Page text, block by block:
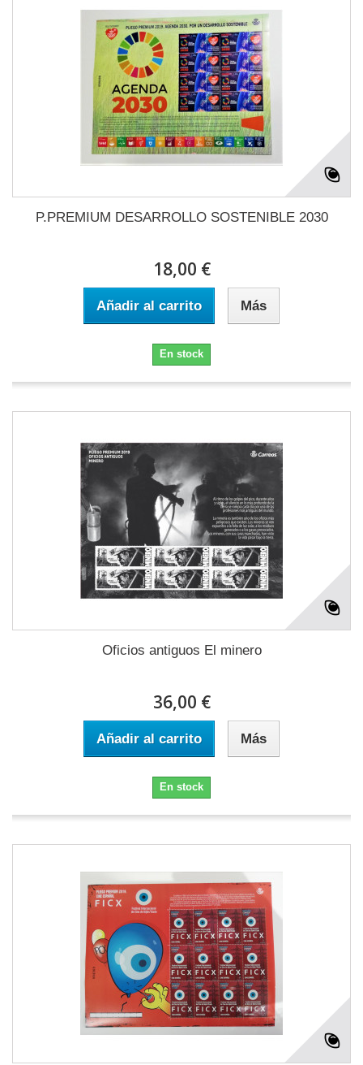
P.PREMIUM DESARROLLO SOSTENIBLE 2030
18,00 €
Añadir al carrito Más
En stock
Oficios antiguos El minero
36,00 €
Añadir al carrito Más
En stock